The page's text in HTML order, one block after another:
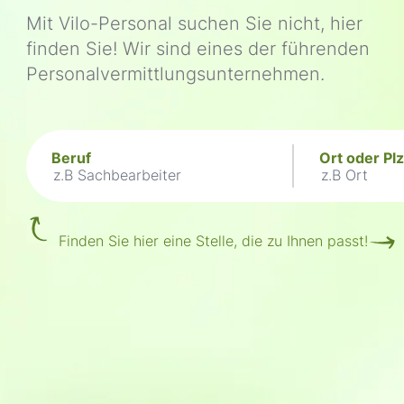
Mit Vilo-Personal suchen Sie nicht, hier
finden Sie! Wir sind eines der führenden
Personalvermittlungsunternehmen.
Bitte geben Sie die Stellenbezeichnung
Beruf
Bitte geben Sie die Stellenbezeichnung
Ort oder Plz
Bitte
Klicken Sie auf diese Schaltfläche, um
Finden Sie hier eine Stelle, die zu Ihnen passt!